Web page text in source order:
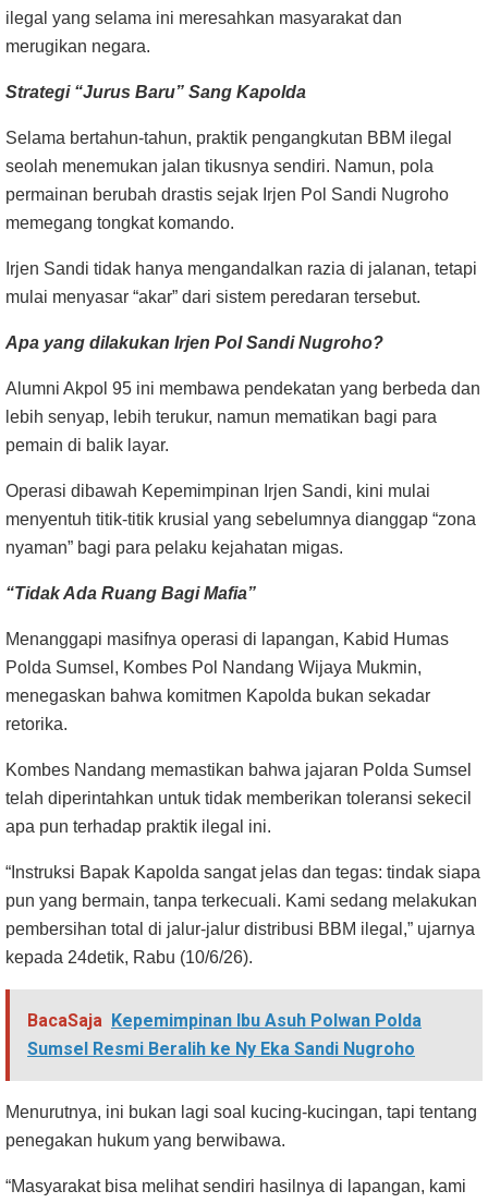
ilegal yang selama ini meresahkan masyarakat dan
merugikan negara.
Strategi “Jurus Baru” Sang Kapolda
Selama bertahun-tahun, praktik pengangkutan BBM ilegal
seolah menemukan jalan tikusnya sendiri. Namun, pola
permainan berubah drastis sejak Irjen Pol Sandi Nugroho
memegang tongkat komando.
Irjen Sandi tidak hanya mengandalkan razia di jalanan, tetapi
mulai menyasar “akar” dari sistem peredaran tersebut.
Apa yang dilakukan Irjen Pol Sandi Nugroho?
Alumni Akpol 95 ini membawa pendekatan yang berbeda dan
lebih senyap, lebih terukur, namun mematikan bagi para
pemain di balik layar.
Operasi dibawah Kepemimpinan Irjen Sandi, kini mulai
menyentuh titik-titik krusial yang sebelumnya dianggap “zona
nyaman” bagi para pelaku kejahatan migas.
“Tidak Ada Ruang Bagi Mafia”
Menanggapi masifnya operasi di lapangan, Kabid Humas
Polda Sumsel, Kombes Pol Nandang Wijaya Mukmin,
menegaskan bahwa komitmen Kapolda bukan sekadar
retorika.
Kombes Nandang memastikan bahwa jajaran Polda Sumsel
telah diperintahkan untuk tidak memberikan toleransi sekecil
apa pun terhadap praktik ilegal ini.
“Instruksi Bapak Kapolda sangat jelas dan tegas: tindak siapa
pun yang bermain, tanpa terkecuali. Kami sedang melakukan
pembersihan total di jalur-jalur distribusi BBM ilegal,” ujarnya
kepada 24detik, Rabu (10/6/26).
BacaSaja Kepemimpinan Ibu Asuh Polwan Polda
Sumsel Resmi Beralih ke Ny Eka Sandi Nugroho
Menurutnya, ini bukan lagi soal kucing-kucingan, tapi tentang
penegakan hukum yang berwibawa.
“Masyarakat bisa melihat sendiri hasilnya di lapangan, kami